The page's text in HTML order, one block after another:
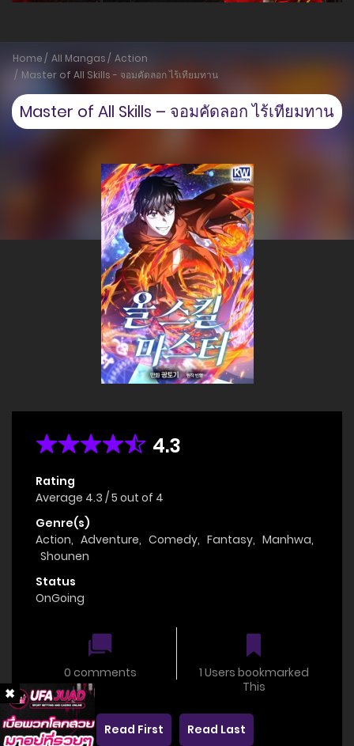
Home All Mangas
Action
Master of All Skills - จอมคัดลอก ไร้เทียมทาน
Master of All Skills – จอมคัดลอก ไร้เทียมทาน
4.3
Rating
Average 4.3 /5 out of 4
Genre(s)
Action, Adventure, Comedy, Fantasy, Manhwa,
Shounen
Status
OnGoing
0 comments
1 Users bookmarked
This
Read First Read Last